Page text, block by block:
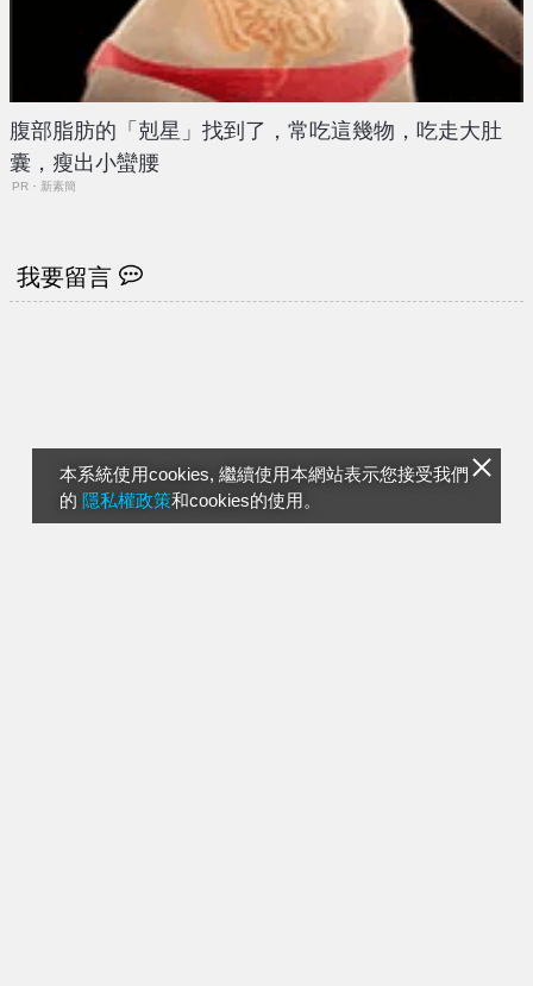
本系統使用cookies, 繼續使用本網站表示您接受我們
的 隱私權政策和cookies的使用。
腹部脂肪的「剋星」找到了，常吃這幾物，吃走大肚
囊，瘦出小蠻腰
PR・新素簡
我要留言